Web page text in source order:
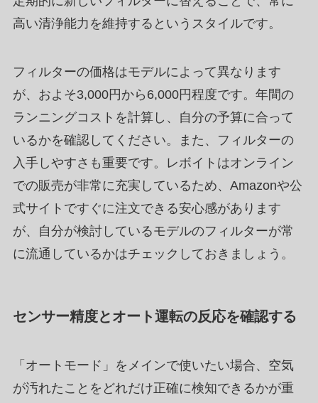
高い清浄能力を維持するというスタイルです。
フィルターの価格はモデルによって異なります
が、およそ3,000円から6,000円程度です。年間の
ランニングコストを計算し、自分の予算に合って
いるかを確認してください。また、フィルターの
入手しやすさも重要です。レボイトはオンライン
での販売が非常に充実しているため、Amazonや公
式サイトですぐに注文できる安心感があります
が、自分が検討しているモデルのフィルターが常
に流通しているかはチェックしておきましょう。
センサー精度とオート運転の反応を確認する
「オートモード」をメインで使いたい場合、空気
が汚れたことをどれだけ正確に検知できるかが重